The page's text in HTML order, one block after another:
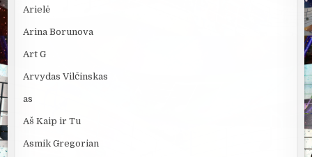
Arielė
Arina Borunova
Art G
Arvydas Vilčinskas
as
Aš Kaip ir Tu
Asmik Gregorian